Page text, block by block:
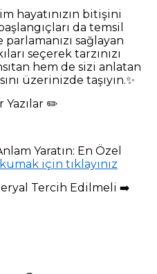
hayatınızın bitişini
da temsil
sağlayan
seçerek tarzınızı
hem de sizi anlatan
üzerinizde taşıyın.✨
Yazılar ✏️
Yaratın: En Özel
için tıklayınız
Tercih Edilmeli ➡️